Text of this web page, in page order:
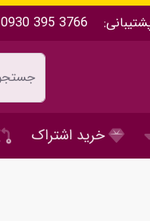
0930 395 3766
خرید اشتراک